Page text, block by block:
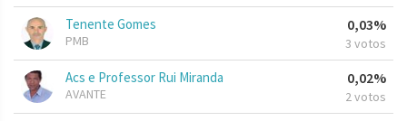
Tenente Gomes
PMB
0,03%
3 votos
Acs e Professor Rui Miranda
AVANTE
0,02%
2 votos